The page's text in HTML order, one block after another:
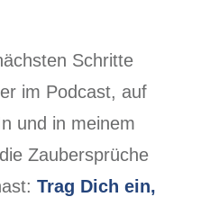
Schritte
im Podcast, auf
und in meinem
Zaubersprüche
Trag Dich ein,